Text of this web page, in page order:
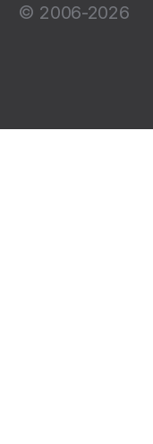
© 2006-2026